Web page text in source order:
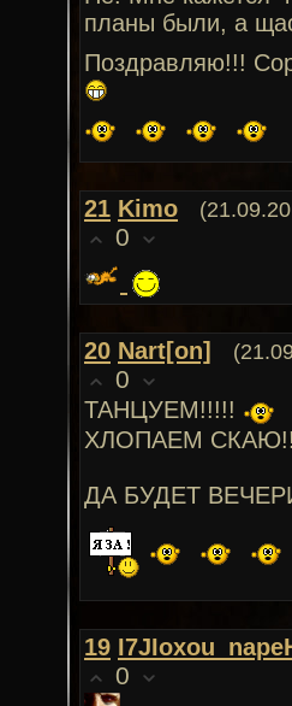
планы были, а
Поздравляю!!!
21 Kimo
0
20 Nart[on]
0
ТАНЦУЕМ!!!!!
ХЛОПАЕМ
ДА БУДЕТ
19
0